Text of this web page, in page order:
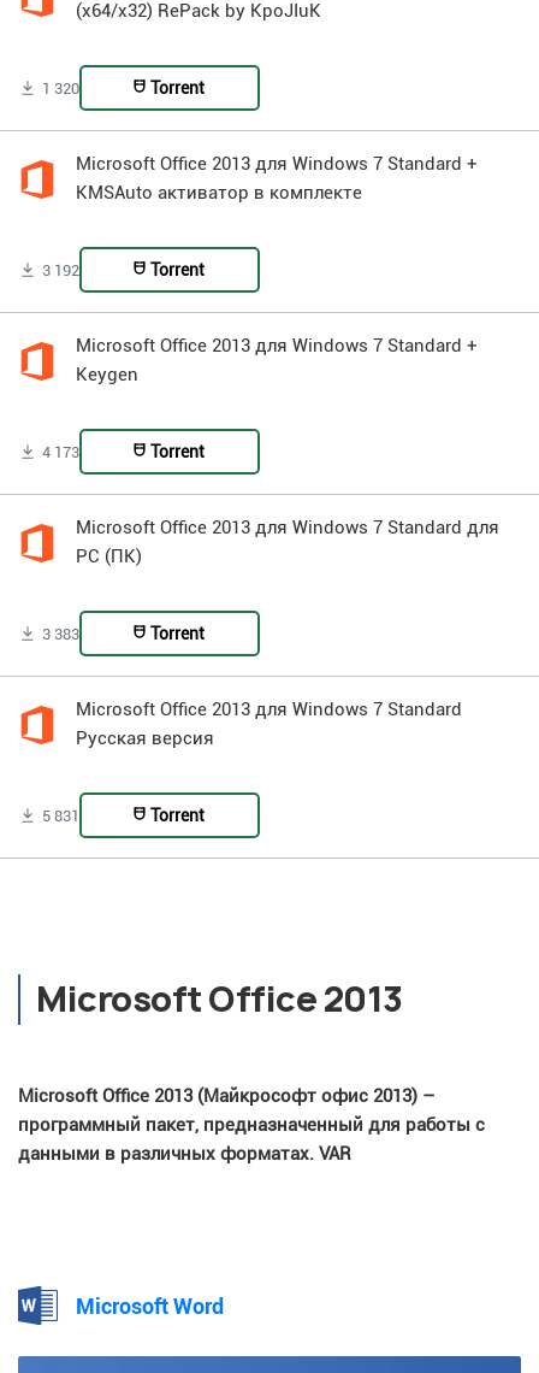
(x64/x32) RePack by KpoJIuK
1 320 Torrent
Microsoft Office 2013 для Windows 7 Standard +
KMSAuto активатор в комплекте
3 192 Torrent
Microsoft Office 2013 для Windows 7 Standard +
Keygen
4 173 Torrent
Microsoft Office 2013 для Windows 7 Standard для
PC (ПК)
3 383 Torrent
Microsoft Office 2013 для Windows 7 Standard
Русская версия
5 831 Torrent
Microsoft Office 2013
Microsoft Office 2013 (Майкрософт офис 2013) –
программный пакет, предназначенный для работы с
данными в различных форматах. VAR
Microsoft Word